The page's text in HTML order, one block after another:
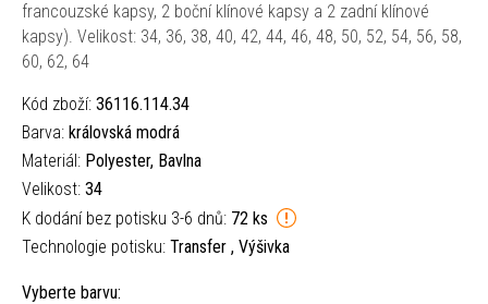
francouzské kapsy, 2 boční klínové kapsy a 2 zadní klínové
kapsy). Velikost: 34, 36, 38, 40, 42, 44, 46, 48, 50, 52, 54, 56, 58,
60, 62, 64
Kód zboží: 36116.114.34
Barva: královská modrá
Materiál: Polyester, Bavlna
Velikost: 34
K dodání bez potisku 3-6 dnů: 72 ks
Technologie potisku: Transfer , Výšivka
Vyberte barvu: